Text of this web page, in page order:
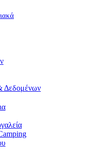
Δεδομένων